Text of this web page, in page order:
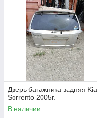
Дверь багажника задняя Kia
Sorrento 2005г.
В наличии